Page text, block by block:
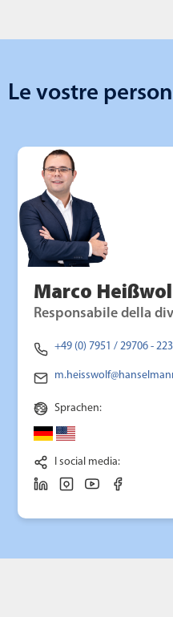
Le vostre
Marco
Responsabile della
+49 (0) 7951 / 29706 - 223
Sprachen:
I social media: